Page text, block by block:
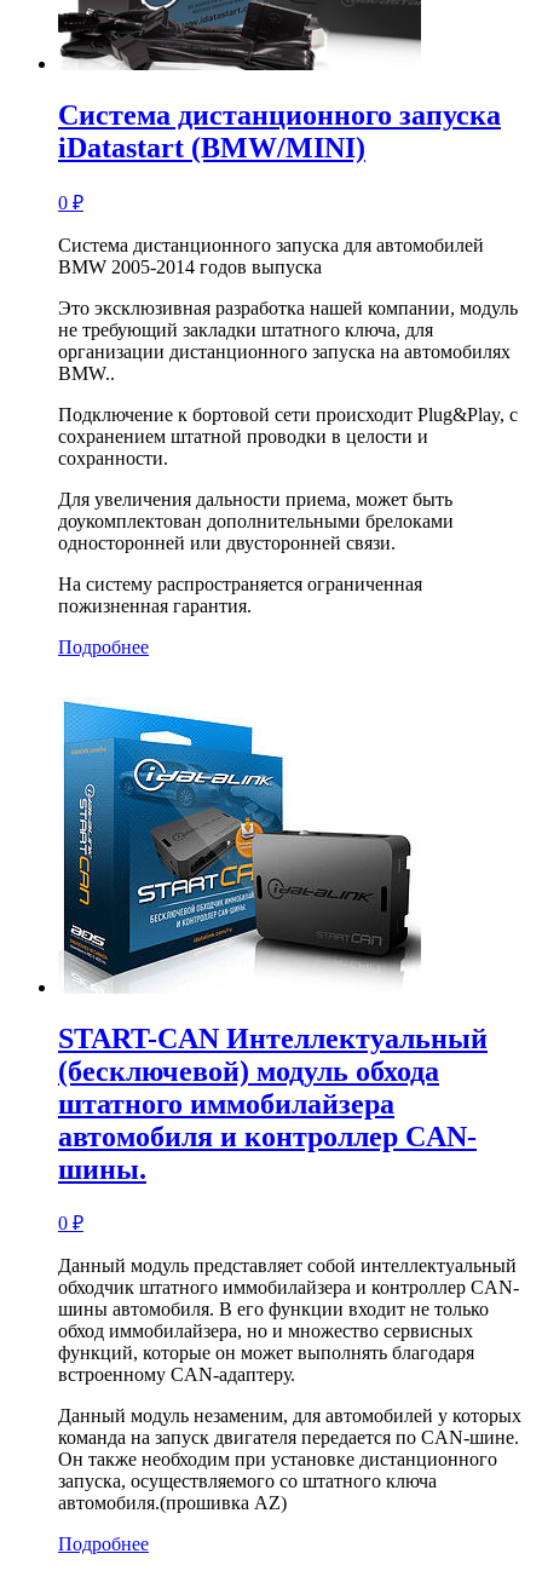
Система дистанционного запуска
iDatastart (BMW/MINI)
0 ₽
Система дистанционного запуска для автомобилей
BMW 2005-2014 годов выпуска
Это эксклюзивная разработка нашей компании, модуль
не требующий закладки штатного ключа, для
организации дистанционного запуска на автомобилях
BMW..
Подключение к бортовой сети происходит Plug&Play, с
сохранением штатной проводки в целости и
сохранности.
Для увеличения дальности приема, может быть
доукомплектован дополнительными брелоками
односторонней или двусторонней связи.
На систему распространяется ограниченная
пожизненная гарантия.
Подробнее
START-CAN Интеллектуальный
(бесключевой) модуль обхода
штатного иммобилайзера
автомобиля и контроллер CAN-
шины.
0 ₽
Данный модуль представляет собой интеллектуальный
обходчик штатного иммобилайзера и контроллер CAN-
шины автомобиля. В его функции входит не только
обход иммобилайзера, но и множество сервисных
функций, которые он может выполнять благодаря
встроенному CAN-адаптеру.
Данный модуль незаменим, для автомобилей у которых
команда на запуск двигателя передается по CAN-шине.
Он также необходим при установке дистанционного
запуска, осуществляемого со штатного ключа
автомобиля.(прошивка AZ)
Подробнее